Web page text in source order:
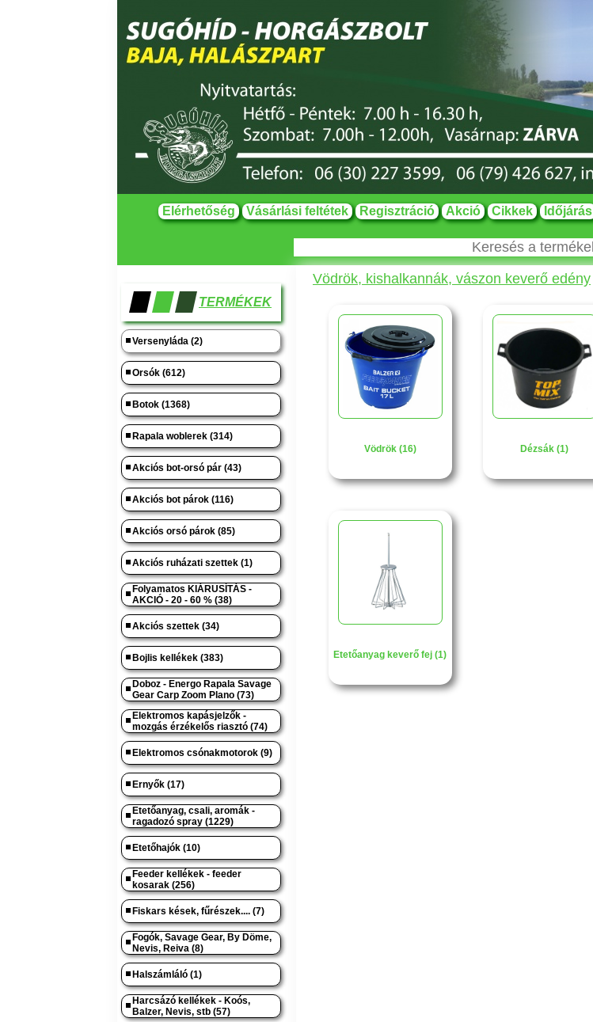
Elérhetőség Vásárlási feltétek Regisztráció Akció Cikkek Időjárás
TERMÉKEK
Versenyláda (2)
Orsók (612)
Botok (1368)
Rapala woblerek (314)
Akciós bot-orsó pár (43)
Akciós bot párok (116)
Akciós orsó párok (85)
Akciós ruházati szettek (1)
Folyamatos KIÁRUSÍTÁS -
AKCIÓ - 20 - 60 % (38)
Akciós szettek (34)
Bojlis kellékek (383)
Doboz - Energo Rapala Savage
Gear Carp Zoom Plano (73)
Elektromos kapásjelzők -
mozgás érzékelős riasztó (74)
Elektromos csónakmotorok (9)
Ernyők (17)
Etetőanyag, csali, aromák -
ragadozó spray (1229)
Etetőhajók (10)
Feeder kellékek - feeder
kosarak (256)
Fiskars kések, fűrészek.... (7)
Fogók, Savage Gear, By Döme,
Nevis, Reiva (8)
Halszámláló (1)
Harcsázó kellékek - Koós,
Balzer, Nevis, stb (57)
Vödrök, kishalkannák, vászon keverő edény
Vödrök (16) Dézsák (1)
Etetőanyag keverő fej (1)